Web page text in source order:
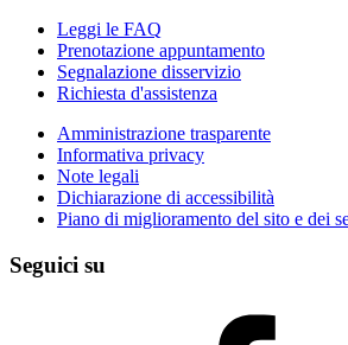
Leggi le FAQ
Prenotazione appuntamento
Segnalazione disservizio
Richiesta d'assistenza
Amministrazione trasparente
Informativa privacy
Note legali
Dichiarazione di accessibilità
Piano di miglioramento del sito e dei
Seguici su